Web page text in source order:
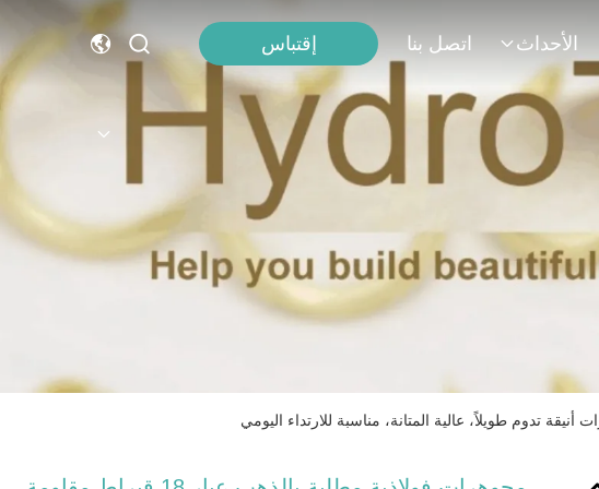
الأحداث اتصل بنا إقتباس